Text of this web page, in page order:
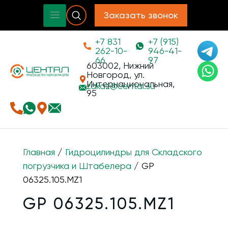
Заказать звонок
+7 831
262-10-
66
+7 (915)
946-41-
97
603002, Нижний
Новгород, ул.
Интернациональная,
95
zakaz@cental.su
Главная / Гидроцилиндры для Складского
погрузчика и Штабелера / GP
06325.105.MZ1
GP 06325.105.MZ1